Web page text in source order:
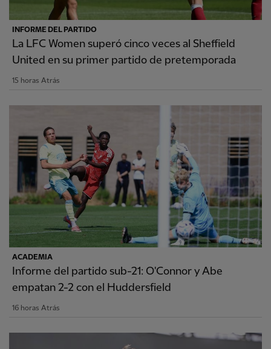
INFORME DEL PARTIDO
La LFC Women superó cinco veces al Sheffield
United en su primer partido de pretemporada
15 horas Atrás
ACADEMIA
Informe del partido sub-21: O'Connor y Abe
empatan 2-2 con el Huddersfield
16 horas Atrás